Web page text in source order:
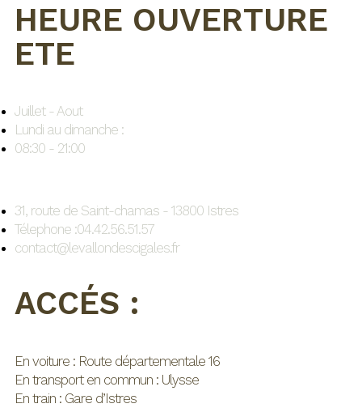
HEURE OUVERTURE
ETE
Juillet - Aout
Lundi au dimanche :
08:30 - 21:00
31, route de Saint-chamas - 13800 Istres
Télephone :04.42.56.51.57
contact@levallondescigales.fr
ACCÉS :
En voiture : Route départementale 16
En transport en commun : Ulysse
En train : Gare d’Istres